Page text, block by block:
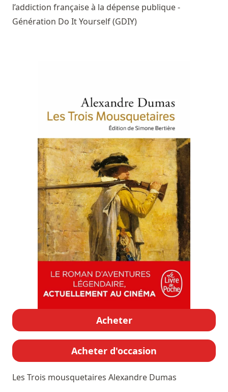
l’addiction française à la dépense publique -
Génération Do It Yourself (GDIY)
Acheter
Acheter d'occasion
Les Trois mousquetaires Alexandre Dumas